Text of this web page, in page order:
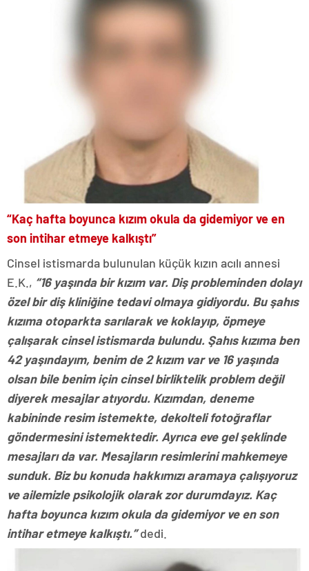
“Kaç hafta boyunca kızım okula da gidemiyor ve en
son intihar etmeye kalkıştı”
Cinsel istismarda bulunulan küçük kızın acılı annesi
E.K., “16 yaşında bir kızım var. Diş probleminden dolayı
özel bir diş kliniğine tedavi olmaya gidiyordu. Bu şahıs
kızıma otoparkta sarılarak ve koklayıp, öpmeye
çalışarak cinsel istismarda bulundu. Şahıs kızıma ben
42 yaşındayım, benim de 2 kızım var ve 16 yaşında
olsan bile benim için cinsel birliktelik problem değil
diyerek mesajlar atıyordu. Kızımdan, deneme
kabininde resim istemekte, dekolteli fotoğraflar
göndermesini istemektedir. Ayrıca eve gel şeklinde
mesajları da var. Mesajların resimlerini mahkemeye
sunduk. Biz bu konuda hakkımızı aramaya çalışıyoruz
ve ailemizle psikolojik olarak zor durumdayız. Kaç
hafta boyunca kızım okula da gidemiyor ve en son
intihar etmeye kalkıştı.”dedi.